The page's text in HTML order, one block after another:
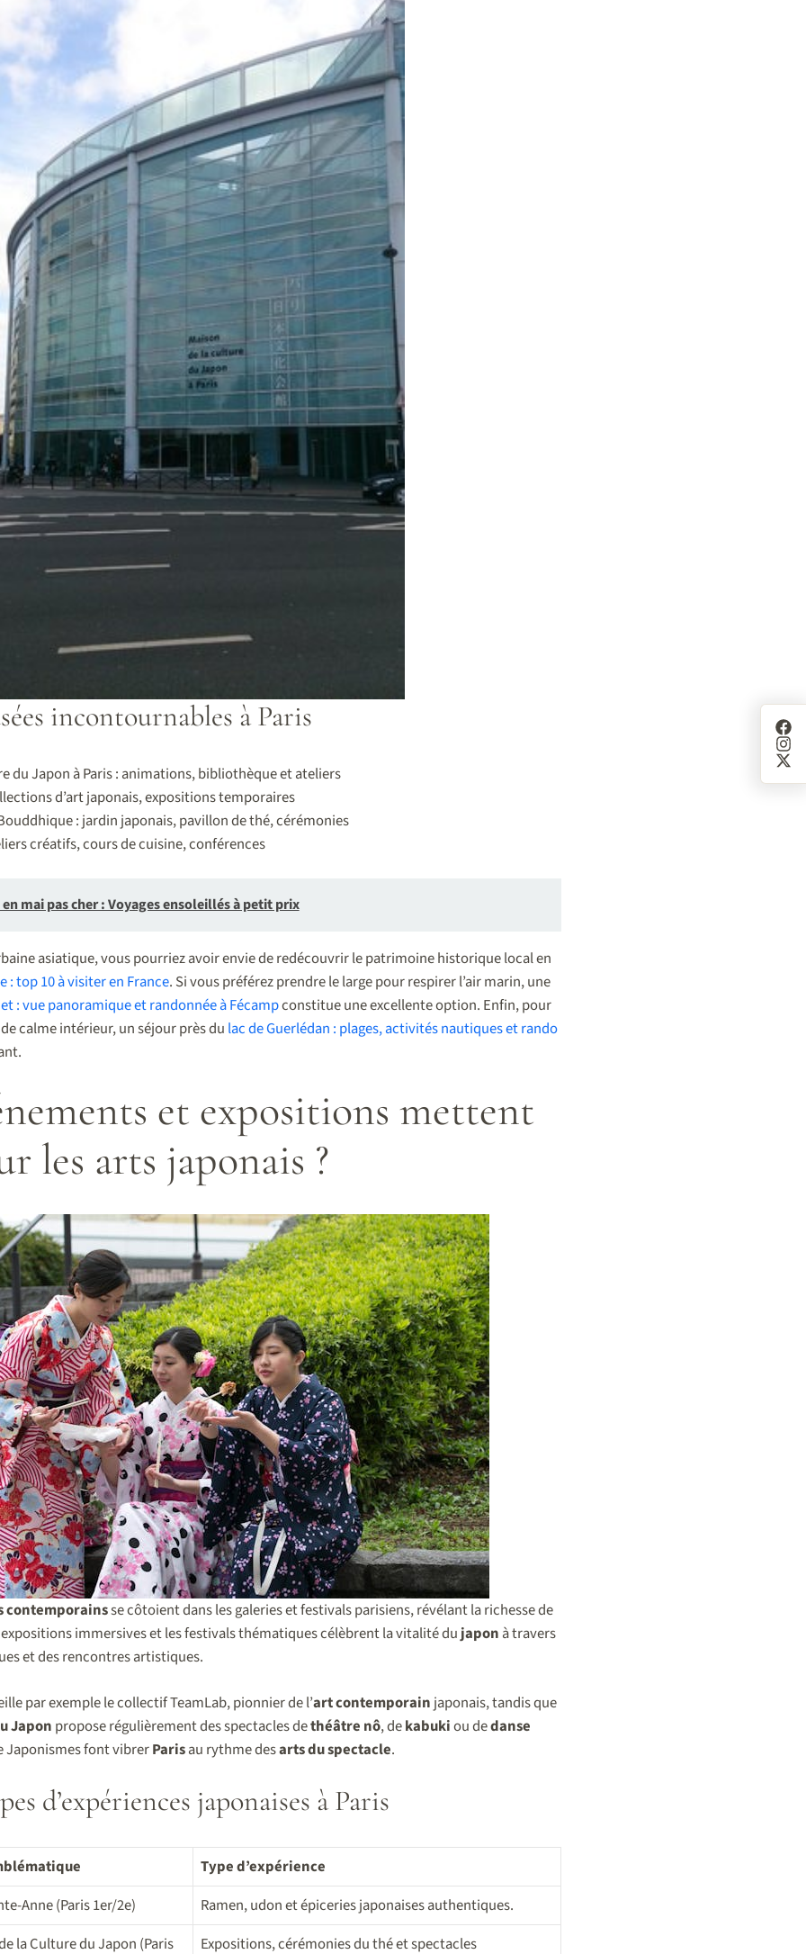
incontournables à Paris
du Japon à Paris : animations, bibliothèque et ateliers
d’art japonais, expositions temporaires
: jardin japonais, pavillon de thé, cérémonies
créatifs, cours de cuisine, conférences
en mai pas cher : Voyages ensoleillés à petit prix
asiatique, vous pourriez avoir envie de redécouvrir le patrimoine historique local en
: top 10 à visiter en France. Si vous préférez prendre le large pour respirer l’air marin, une
: vue panoramique et randonnée à Fécampconstitue une excellente option. Enfin, pour
calme intérieur, un séjour près du lac de Guerlédan : plages, activités nautiques et rando
et expositions mettent
les arts japonais ?
contemporainsse côtoient dans les galeries et festivals parisiens, révélant la richesse de
expositions immersives et les festivals thématiques célèbrent la vitalité du japon à travers
et des rencontres artistiques.
par exemple le collectif TeamLab, pionnier de l’art contemporain japonais, tandis que
Japon propose régulièrement des spectacles dethéâtre nô, dekabukiou dedanse
Japonismes font vibrerParisau rythme desarts du spectacle.
d’expériences japonaises à Paris
Type d’expérience
Anne (Paris 1er/2e)
Ramen, udon et épiceries japonaises authentiques.
la Culture du Japon (Paris Expositions, cérémonies du thé et spectacles